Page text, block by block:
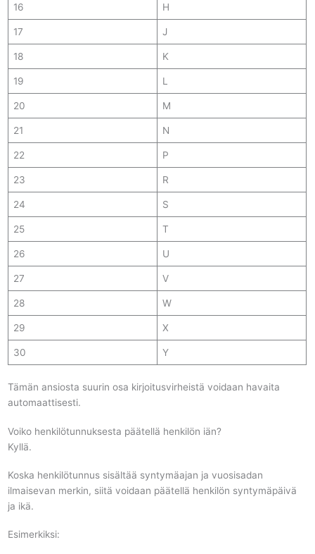
16 H
17 J
18 K
19 L
20 M
21 N
22 P
23 R
24 S
25 T
26 U
27 V
28 W
29 X
30 Y
Tämän ansiosta suurin osa kirjoitusvirheistä voidaan havaita
automaattisesti.
Voiko henkilötunnuksesta päätellä henkilön iän?
Kyllä.
Koska henkilötunnus sisältää syntymäajan ja vuosisadan
ilmaisevan merkin, siitä voidaan päätellä henkilön syntymäpäivä
ja ikä.
Esimerkiksi: